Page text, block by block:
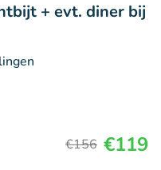
+ evt. diner bij
€156 €119